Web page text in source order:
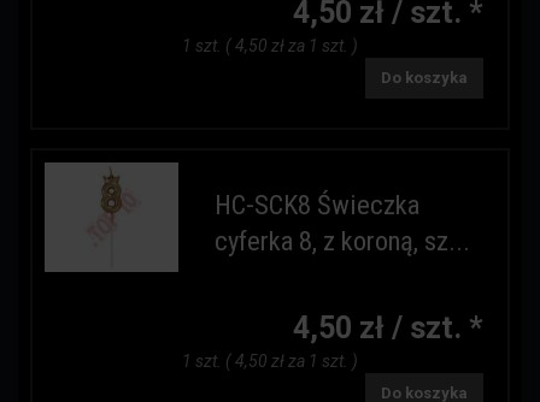
4,50 zł / szt. *
1 szt. ( 4,50 zł za 1 szt. )
Do koszyka
HC-SCK8 Świeczka
cyferka 8, z koroną, sz...
4,50 zł / szt. *
1 szt. ( 4,50 zł za 1 szt. )
Do koszyka